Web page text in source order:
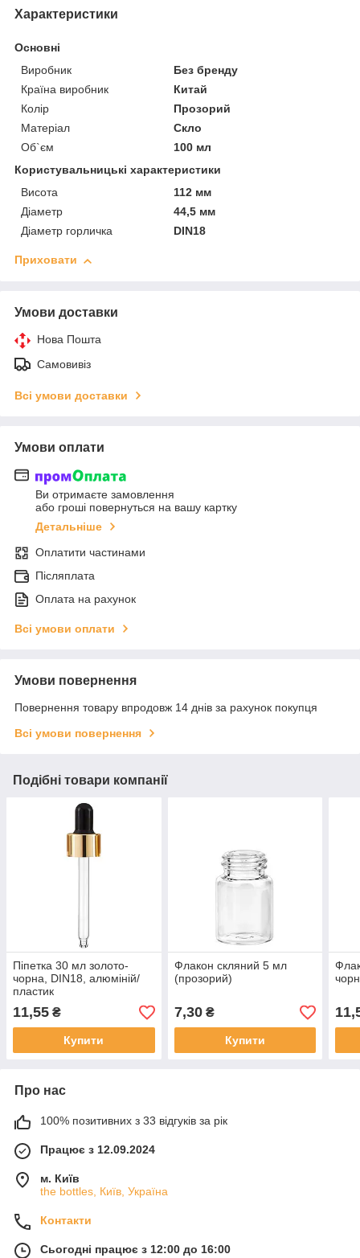
Характеристики
Основні
Виробник
Без бренду
Країна виробник
Китай
Колір
Прозорий
Матеріал
Скло
Об`єм
100 мл
Користувальницькі характеристики
Висота
112 мм
Діаметр
44,5 мм
Діаметр горличка
DIN18
Приховати
Умови доставки
Нова Пошта
Самовивіз
Всі умови доставки
Умови оплати
Ви отримаєте замовлення
або гроші повернуться на вашу картку
Детальніше
Оплатити частинами
Післяплата
Оплата на рахунок
Всі умови оплати
Умови повернення
Повернення товару впродовж 14 днів за рахунок покупця
Всі умови повернення
Подібні товари компанії
Піпетка 30 мл золото-
чорна, DIN18, алюміній/
пластик
11,55 ₴
Купити
Флакон скляний 5 мл
(прозорий)
7,30₴
Купити
Про нас
100% позитивних з 33 відгуків за рік
Працює з 12.09.2024
м. Київ
the bottles, Київ, Україна
Контакти
Сьогодні працює з 12:00 до 16:00